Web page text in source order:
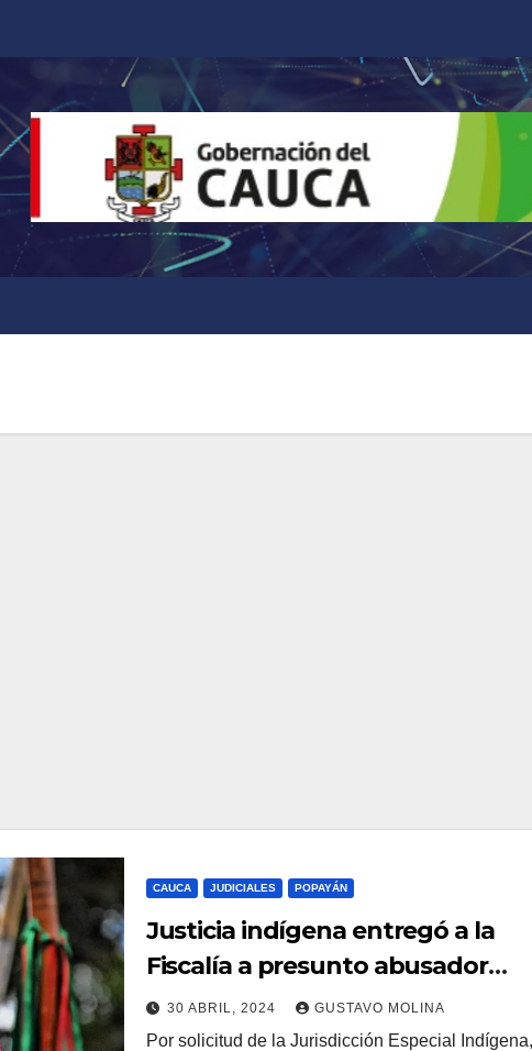
CAUCA JUDICIALES POPAYÁN
Justicia indígena entregó a la
Fiscalía a presunto abusador
sexual de una menor de 7 años
30 ABRIL, 2024 GUSTAVO MOLINA
Por solicitud de la Jurisdicción Especial